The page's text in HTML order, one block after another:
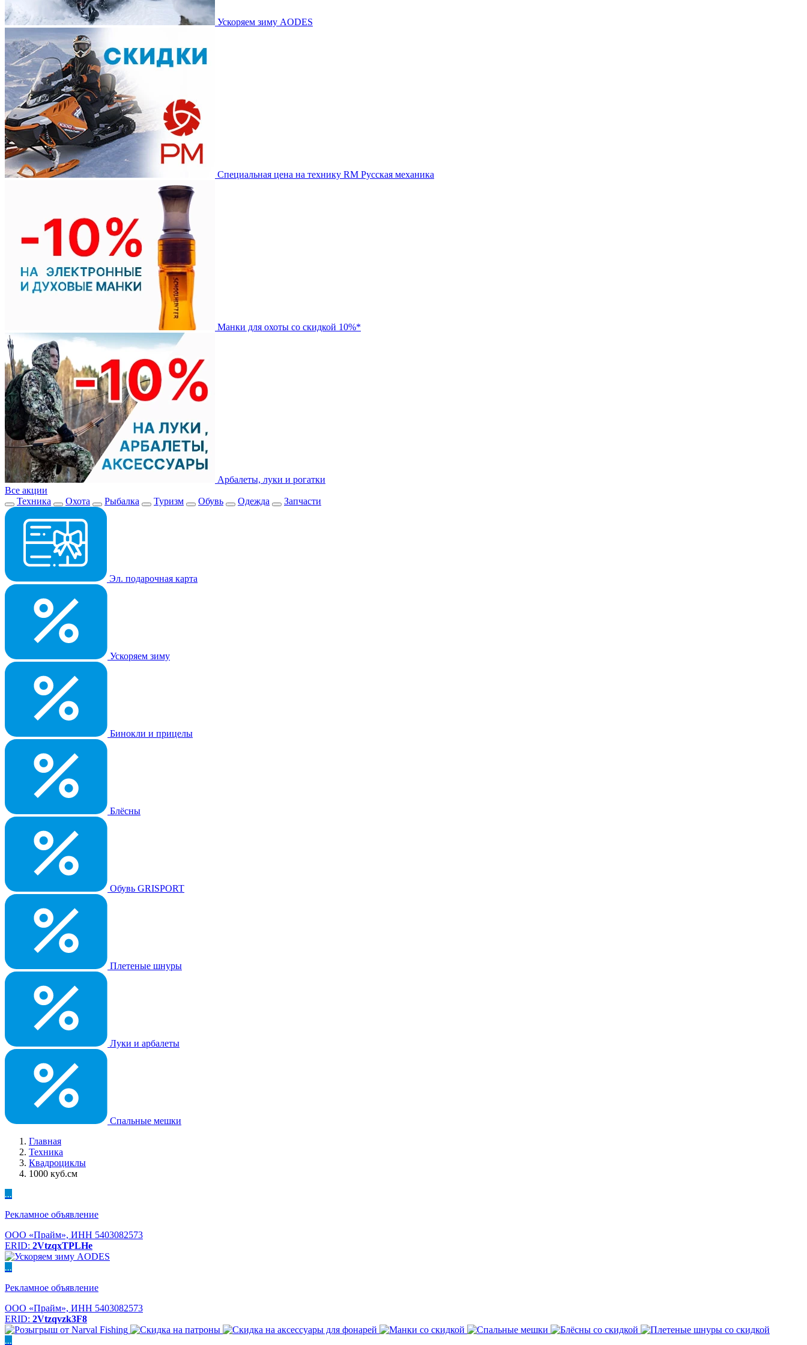
Ускоряем зиму AODES
Специальная цена на технику RM Русская механика
Манки для охоты со скидкой 10%*
Арбалеты, луки и рогатки
Все акции
Техника
Охота Рыбалка Туризм Обувь Одежда Запчасти
Эл. подарочная карта
Ускоряем зиму
Бинокли и прицелы
Блёсны
Обувь GRISPORT
Плетеные шнуры
Луки и арбалеты
Спальные мешки
Главная
Техника
Квадроциклы
1000 куб.см
...
Рекламное объявление
ООО «Прайм», ИНН 5403082573
ERID: 2VtzqxTPLHe
...
Рекламное объявление
ООО «Прайм», ИНН 5403082573
ERID: 2Vtzqvzk3F8
...